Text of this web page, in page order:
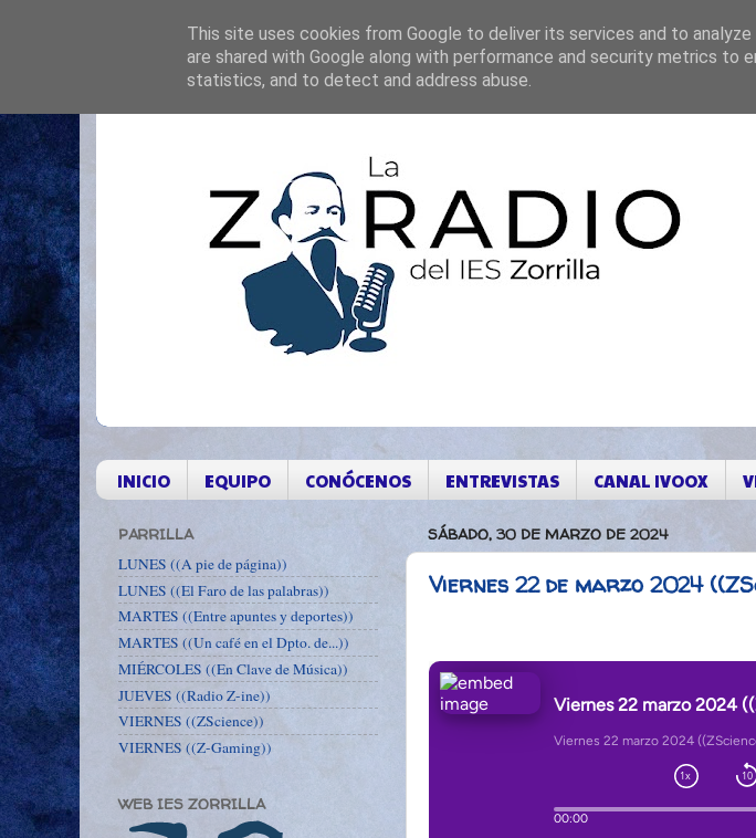
INICIO EQUIPO CONÓCENOS ENTREVISTAS CANAL IVOOX
SÁBADO, 30 DE MARZO DE 2024
Viernes 22 de marzo 2024
PARRILLA
LUNES ((A pie de página))
LUNES ((El Faro de las palabras))
MARTES ((Entre apuntes y deportes))
MARTES ((Un café en el Dpto. de...))
MIÉRCOLES ((En Clave de Música))
JUEVES ((Radio Z-ine))
VIERNES ((ZScience))
VIERNES ((Z-Gaming))
WEB IES ZORRILLA
This site uses cookies from Google to deliver its services and to
are shared with Google along with performance and security metrics to
statistics, and to detect and address abuse.